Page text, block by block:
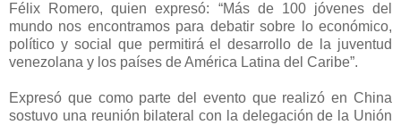
Félix Romero, quien expresó: “Más de 100 jóvenes del
mundo nos encontramos para debatir sobre lo económico,
político y social que permitirá el desarrollo de la juventud
venezolana y los países de América Latina del Caribe”.
Expresó que como parte del evento que realizó en China
sostuvo una reunión bilateral con la delegación de la Unión